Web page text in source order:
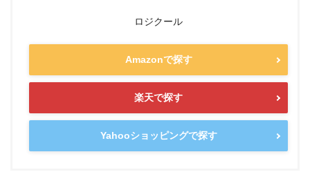
ロジクール
Amazonで探す
楽天で探す
Yahooショッピングで探す